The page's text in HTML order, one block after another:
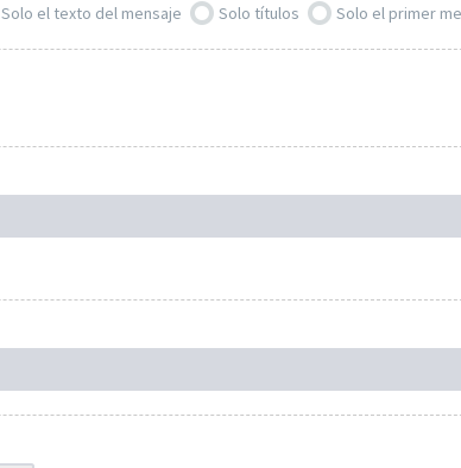
Solo el texto del mensaje Solo títulos Solo el primer